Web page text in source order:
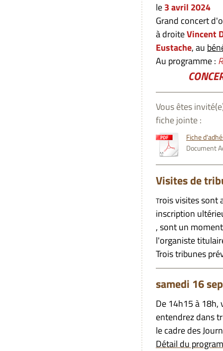
le3 avril 2024
Grand concert
à droiteVincent
Eustache, au
Au programme :
CONCERT
Vous êtes
fiche jointe :
Fiche
Document
Visites de
Trois visites sont
inscription
, sont un
l'organiste
Trois tribunes
samedi 16
De 14h15 à 18h,
entendrez dans
le cadre des
Détail du